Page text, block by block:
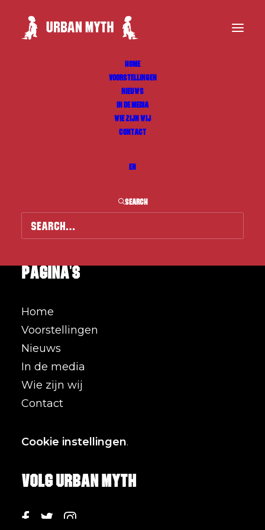
HOME
VOORSTELLINGEN
NIEUWS
IN DE MEDIA
WIE ZIJN WIJ
CONTACT
EN
SEARCH
Pagina's
Home
Voorstellingen
Nieuws
In de media
Wie zijn wij
Contact
Cookie instellingen.
Volg Urban Myth